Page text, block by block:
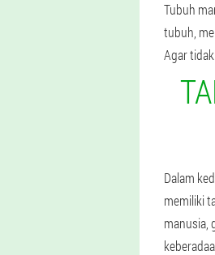
Tubuh
tubuh,
Agar
Dalam
memiliki
manusia,